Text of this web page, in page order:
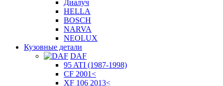
Диалуч
HELLA
BOSCH
NARVA
NEOLUX
Кузовные детали
DAF
95 ATI (1987-1998)
CF 2001<
XF 106 2013<